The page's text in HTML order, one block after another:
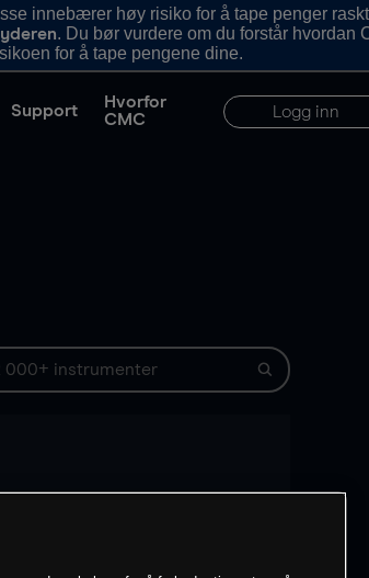
innebærer høy risiko for å tape penger
. Du bør vurdere om du forstår hvordan
for å tape pengene dine.
Support
Hvorfor
CMC
Logg inn